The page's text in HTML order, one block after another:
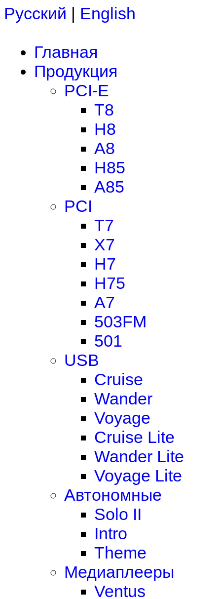
Русский | English
Главная
Продукция
PCI-E
T8
H8
A8
H85
A85
PCI
T7
X7
H7
H75
A7
503FM
501
USB
Cruise
Wander
Voyage
Cruise Lite
Wander Lite
Voyage Lite
Автономные
Solo II
Intro
Theme
Медиаплееры
Ventus